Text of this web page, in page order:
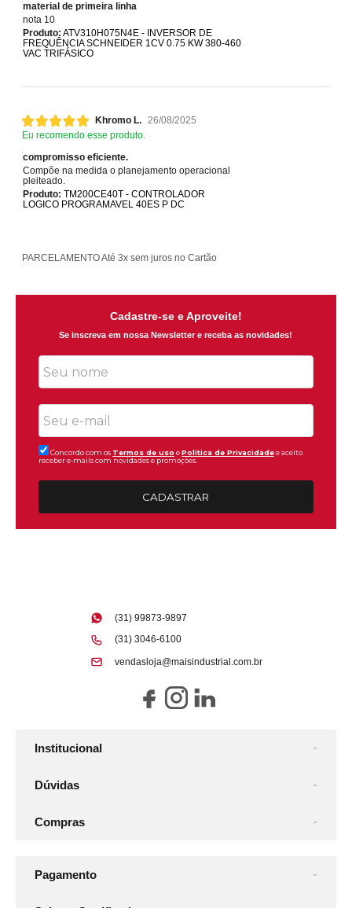
material de primeira linha
nota 10
Produto: ATV310H075N4E - INVERSOR DE
FREQUÊNCIA SCHNEIDER 1CV 0.75 KW 380-460
VAC TRIFÁSICO
Khromo L. 26/08/2025
Eu recomendo esse produto.
compromisso eficiente.
Compõe na medida o planejamento operacional
pleiteado.
Produto: TM200CE40T - CONTROLADOR
LOGICO PROGRAMAVEL 40ES P DC
TROCAS E DEVOLUÇÕES7 dias para devolver a compra
Cadastre-se e Aproveite!
Se inscreva em nossa Newsletter e receba as novidades!
Concordo com os Termos de uso ePolitica de Privacidadee aceito
receber e-mails com novidades e promoções.
CADASTRAR
Institucional
Dúvidas
Compras
(31) 99873-9897
(31) 3046-6100
vendasloja@maisindustrial.com.br
Pagamento